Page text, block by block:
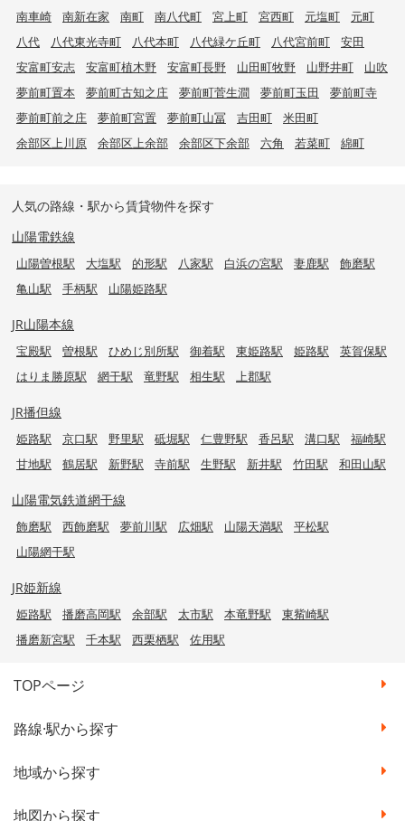
南車崎
南新在家 南町 南八代町 宮上町 宮西町 元塩町
元町
八代
八代東光寺町 八代本町 八代緑ケ丘町 八代宮前町
安田
安富町安志
安富町植木野 安富町長野 山田町牧野 山野井町
山吹
夢前町置本
夢前町古知之庄 夢前町菅生澗 夢前町玉田
夢前町寺
夢前町前之庄
夢前町宮置 夢前町山冨 吉田町
米田町
余部区上川原
余部区上余部 余部区下余部 六角 若菜町 綿町
人気の路線・駅から賃貸物件を探す
山陽電鉄線
山陽曽根駅 大塩駅 的形駅 八家駅 白浜の宮駅 妻鹿駅
飾磨駅
亀山駅
手柄駅 山陽姫路駅
JR山陽本線
宝殿駅 曽根駅 ひめじ別所駅 御着駅 東姫路駅 姫路駅
英賀保駅
はりま勝原駅
網干駅 竜野駅 相生駅 上郡駅
JR播但線
姫路駅 京口駅 野里駅 砥堀駅 仁豊野駅 香呂駅 溝口駅
福崎駅
甘地駅
鶴居駅 新野駅 寺前駅 生野駅 新井駅 竹田駅 和田山駅
山陽電気鉄道網干線
飾磨駅 西飾磨駅 夢前川駅 広畑駅 山陽天満駅
平松駅
山陽網干駅
JR姫新線
姫路駅 播磨高岡駅 余部駅 太市駅 本竜野駅
東觜崎駅
播磨新宮駅
千本駅 西栗栖駅 佐用駅
TOPページ
路線·駅から探す
地域から探す
地図から探す